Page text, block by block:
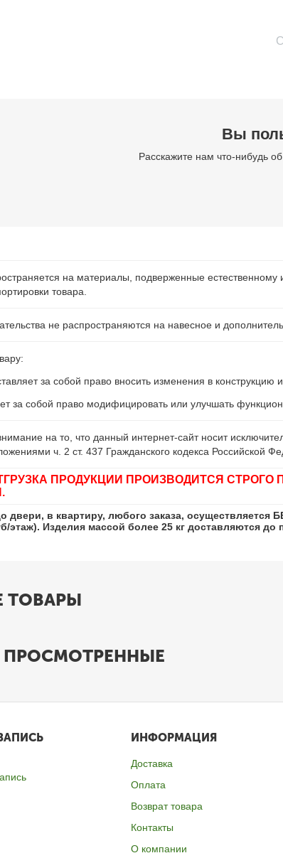
Вы
Расскажите нам что-нибудь
на материалы, подверженные
товара.
не распространяются на навесное и
за собой право вносить изменения в
за собой право модифицировать или улучшать
на то, что данный интернет-сайт носит
ч. 2 ст. 437 Гражданского кодекса Российской
ПРОДУКЦИИ ПРОИЗВОДИТСЯ
двери, в квартиру, любого заказа,
этаж). Изделия массой более 25 кг доставляются до
ТОВАРЫ
ИНФОРМАЦИЯ
Доставка
Оплата
Возврат товара
Контакты
О компании